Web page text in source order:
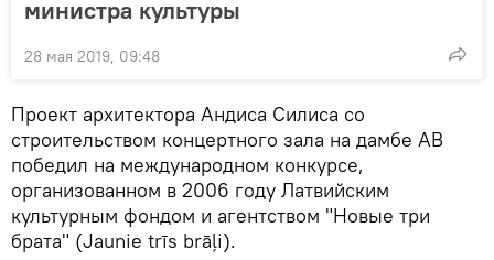
министра культуры
28 мая 2019, 09:48
Проект архитектора Андиса Силиса со
строительством концертного зала на дамбе AB
победил на международном конкурсе,
организованном в 2006 году Латвийским
культурным фондом и агентством "Новые три
брата" (Jaunie trīs brāļi).